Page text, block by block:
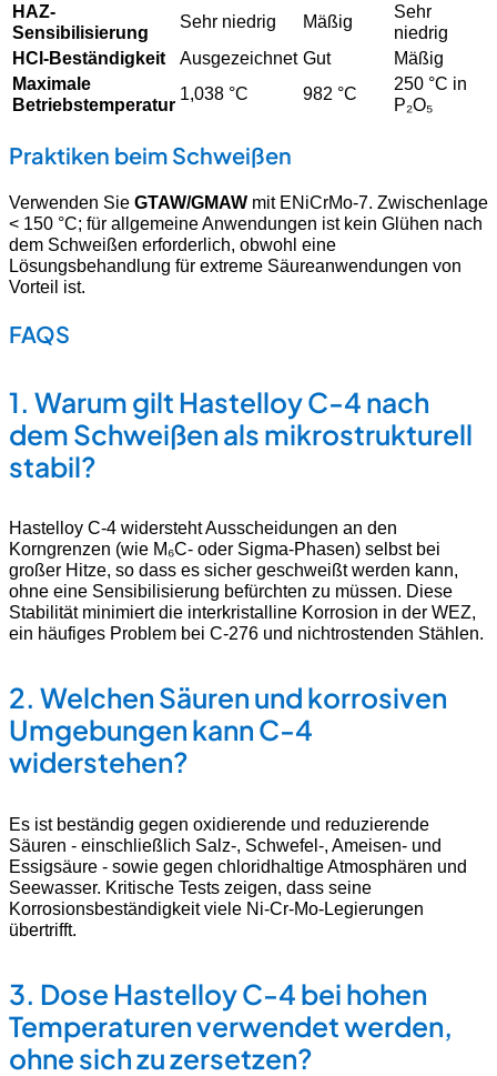
HAZ-
Sensibilisierung
Sehr niedrig Mäßig
Sehr
niedrig
HCl-Beständigkeit
Ausgezeichnet Gut
Mäßig
Maximale
Betriebstemperatur
1,038 °C 982 °C
250 °C in
P₂O₅
Praktiken beim Schweißen
Verwenden Sie GTAW/GMAW mit ENiCrMo-7. Zwischenlage
< 150 °C; für allgemeine Anwendungen ist kein Glühen nach
dem Schweißen erforderlich, obwohl eine
Lösungsbehandlung für extreme Säureanwendungen von
Vorteil ist.
FAQS
1. Warum gilt Hastelloy C-4 nach
dem Schweißen als mikrostrukturell
stabil?
Hastelloy C-4 widersteht Ausscheidungen an den
Korngrenzen (wie M₆C- oder Sigma-Phasen) selbst bei
großer Hitze, so dass es sicher geschweißt werden kann,
ohne eine Sensibilisierung befürchten zu müssen. Diese
Stabilität minimiert die interkristalline Korrosion in der WEZ,
ein häufiges Problem bei C-276 und nichtrostenden Stählen.
2. Welchen Säuren und korrosiven
Umgebungen kann C-4
widerstehen?
Es ist beständig gegen oxidierende und reduzierende
Säuren - einschließlich Salz-, Schwefel-, Ameisen- und
Essigsäure - sowie gegen chloridhaltige Atmosphären und
Seewasser. Kritische Tests zeigen, dass seine
Korrosionsbeständigkeit viele Ni-Cr-Mo-Legierungen
übertrifft.
3. DoseHastelloy C-4bei hohen
Temperaturen verwendet werden,
ohne sich zu zersetzen?